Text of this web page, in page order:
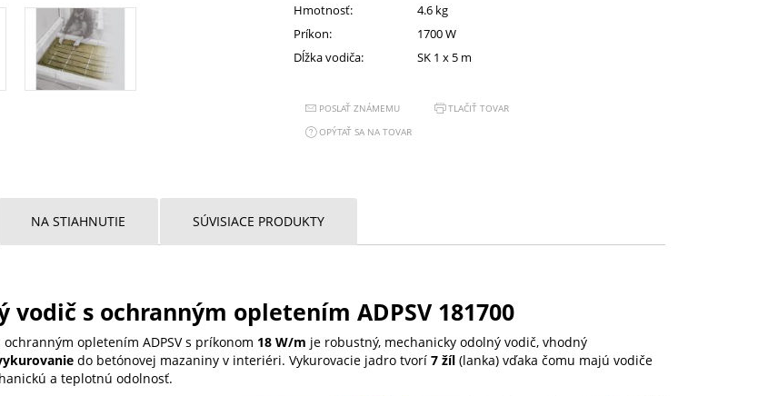
Hmotnosť:
4.6 kg
Príkon:
1700 W
Dĺžka vodiča:
SK 1 x 5 m
POSLAŤ ZNÁMEMU
TLAČIŤ TOVAR
OPÝTAŤ SA NA TOVAR
NA STIAHNUTIE SÚVISIACE PRODUKTY
vodič s ochranným opletením ADPSV 181700
ochranným opletením ADPSV s príkonom 18 W/m je robustný, mechanicky odolný vodič, vhodný
do betónovej mazaniny v interiéri. Vykurovacie jadro tvorí 7 žíl(lanka) vďaka čomu majú vodiče
a teplotnú odolnosť.